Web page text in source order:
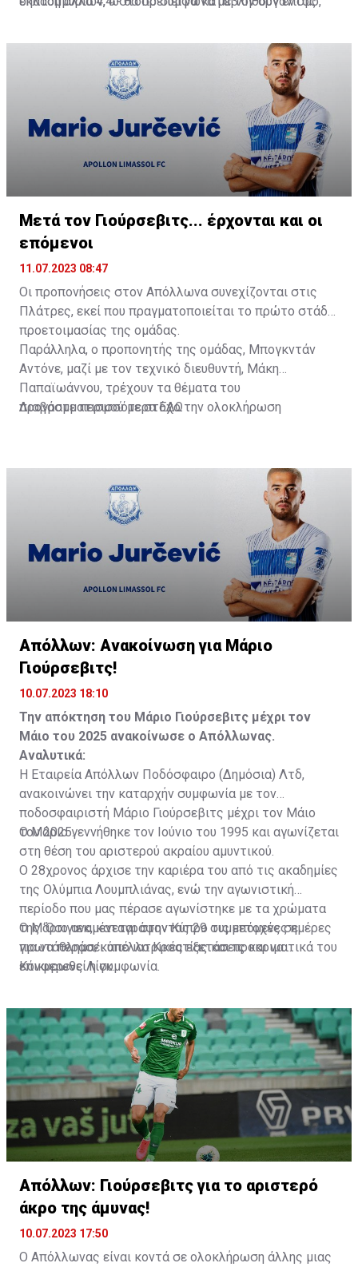
Μετά τον Γιούρσεβιτς... έρχονται και οι
επόμενοι
11.07.2023 08:47
Οι προπονήσεις στον Απόλλωνα συνεχίζονται στις
Πλάτρες, εκεί που πραγματοποιείται το πρώτο στάδιο
προετοιμασίας της ομάδας.
Παράλληλα, ο προπονητής της ομάδας, Μπογκντάν
Αντόνε, μαζί με τον τεχνικό διευθυντή, Μάκη
Παπαϊωάννου, τρέχουν τα θέματα του
προγραμματισμού με στόχο την ολοκλήρωση
Διαβάστε περισσότεραΕΔΩ
Απόλλων: Ανακοίνωση για Μάριο
Γιούρσεβιτς!
10.07.2023 18:10
Την απόκτηση του Μάριο Γιούρσεβιτς μέχρι τον
Μάιο του 2025 ανακοίνωσε ο Απόλλωνας.
Αναλυτικά:
Η Εταιρεία Απόλλων Ποδόσφαιρο (Δημόσια) Λτδ,
ανακοινώνει την καταρχήν συμφωνία με τον
ποδοσφαιριστή Μάριο Γιούρσεβιτς μέχρι τον Μάιο
του 2025.
Ο Μάριο γεννήθηκε τον Ιούνιο του 1995 και αγωνίζεται
στη θέση του αριστερού ακραίου αμυντικού.
Ο 28χρονος άρχισε την καριέρα του από τις ακαδημίες
της Ολύμπια Λουμπλιάνας, ενώ την αγωνιστική
περίοδο που μας πέρασε αγωνίστηκε με τα χρώματα
της ‘Οσιγιεκ, καταγράφοντας 29 συμμετοχές σε
πρωτάθλημα/κύπελλο Κροατίας και προκριματικά του
Κόνφερενς Λίγκ.
Ο Μάριο αναμένεται στην Κύπρο τις επόμενες ημέρες
για να περάσει από ιατρικές εξετάσεις και να
επικυρωθεί η συμφωνία.
Απόλλων: Γιούρσεβιτς για το αριστερό
άκρο της άμυνας!
10.07.2023 17:50
Ο Απόλλωνας είναι κοντά σε ολοκλήρωση άλλης μιας